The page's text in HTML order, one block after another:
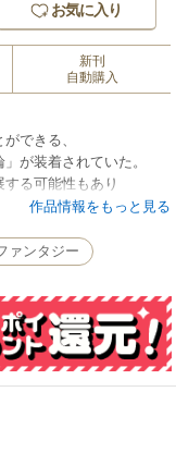
お気に入り
新刊
自動購入
できる、
が装着されていた。
る可能性もあり
作品情報をもっと見る
ァンタジー